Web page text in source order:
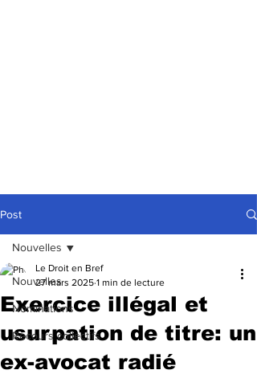
Post
Nouvelles
Nominations
Recours collectifs
Nouvelles
Exercice illégal et
usurpation de titre: un
ex-avocat radié
Le Droit en Bref
27 mars 2025 1 min de lecture